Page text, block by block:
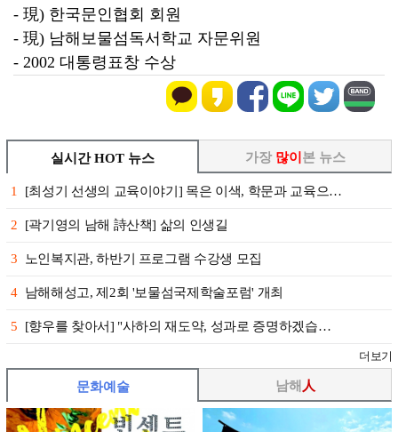
- 現) 한국문인협회 회원
- 現) 남해보물섬독서학교 자문위원
- 2002 대통령표창 수상
실시간 HOT 뉴스
1 [최성기 선생의 교육이야기] 목은 이색, 학문과 교육으…
2 [곽기영의 남해 詩산책] 삶의 인생길
3 노인복지관, 하반기 프로그램 수강생 모집
4 남해해성고, 제2회 '보물섬국제학술포럼' 개최
5 [향우를 찾아서] "사하의 재도약, 성과로 증명하겠습…
더보기
가장 많이 본 뉴스
문화예술 남해 人